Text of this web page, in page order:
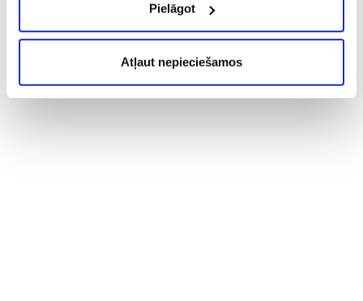
Pielāgot
Atļaut nepieciešamos